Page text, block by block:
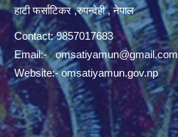
हाटी फर्साटिकर ,रुपन्देही , नेपाल
Contact: 9857017683
Email:-omsatiyamun@gmail.com
Website:- omsatiyamun.gov.np